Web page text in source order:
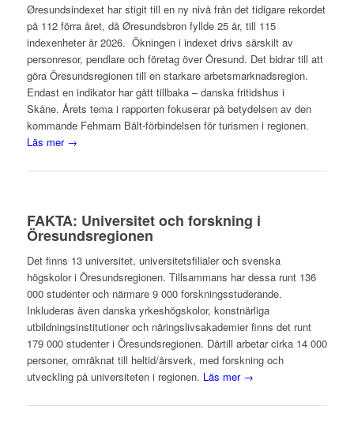
Øresundsindexet har stigit till en ny nivå från det tidigare rekordet
på 112 förra året, då Øresundsbron fyllde 25 år, till 115
indexenheter år 2026. Ökningen i indexet drivs särskilt av
personresor, pendlare och företag över Öresund. Det bidrar till att
göra Öresundsregionen till en starkare arbetsmarknadsregion.
Endast en indikator har gått tillbaka – danska fritidshus i
Skåne. Årets tema i rapporten fokuserar på betydelsen av den
kommande Fehmarn Bält-förbindelsen för turismen i regionen.
Läs mer →
FAKTA: Universitet och forskning i
Öresundsregionen
Det finns 13 universitet, universitetsfilialer och svenska
högskolor i Öresundsregionen. Tillsammans har dessa runt 136
000 studenter och närmare 9 000 forskningsstuderande.
Inkluderas även danska yrkeshögskolor, konstnärliga
utbildningsinstitutioner och näringslivsakademier finns det runt
179 000 studenter i Öresundsregionen. Därtill arbetar cirka 14 000
personer, omräknat till heltid/årsverk, med forskning och
utveckling på universiteten i regionen. Läs mer →